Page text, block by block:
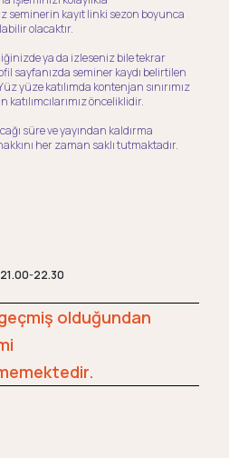
seminerin kayıt linki sezon boyunca
olacaktır.
ya da izleseniz bile tekrar
sayfanızda seminer kaydı belirtilen
yüze katılımda kontenjan sınırımız
önceliklidir.
süre ve yayından kaldırma
her zaman saklı tutmaktadır.
22.30
olduğundan